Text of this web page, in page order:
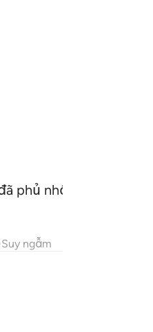
phủ nhận và quay lưng.
Suy ngẫm